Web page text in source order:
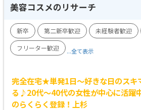
美容コスメのリサーチ
新卒 第二新卒歓迎 未経験者歓迎
フリーター歓迎
...全て表示
完全在宅★単発1日～好きな日のスキ
る♪20代～40代の女性が中心に活躍
のらくらく登録！上杉